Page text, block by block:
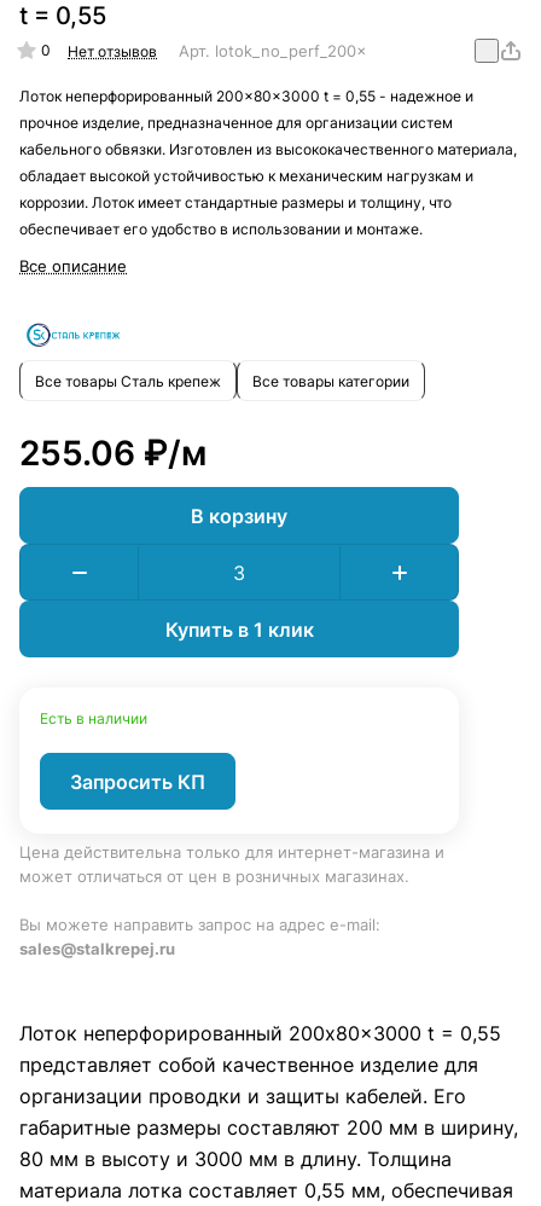
t = 0,55
0 Нет отзывов Арт. lotok_no_perf_200x80x3000_t_=_0,55
Лоток неперфорированный 200x80x3000 t = 0,55 - надежное и
прочное изделие, предназначенное для организации систем
кабельного обвязки. Изготовлен из высококачественного материала,
обладает высокой устойчивостью к механическим нагрузкам и
коррозии. Лоток имеет стандартные размеры и толщину, что
обеспечивает его удобство в использовании и монтаже.
Все описание
Все товары Сталь крепеж Все товары категории
255.06 ₽/м
В корзину
Купить в 1 клик
Есть в наличии
Запросить КП
Цена действительна только для интернет-магазина и
может отличаться от цен в розничных магазинах.
Вы можете направить запрос на адрес e-mail:
sales@stalkrepej.ru
Лоток неперфорированный 200x80x3000 t = 0,55
представляет собой качественное изделие для
организации проводки и защиты кабелей. Его
габаритные размеры составляют 200 мм в ширину,
80 мм в высоту и 3000 мм в длину. Толщина
материала лотка составляет 0,55 мм, обеспечивая